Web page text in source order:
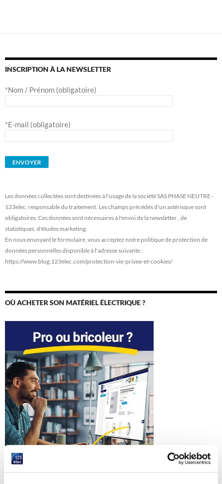
INSCRIPTION À LA NEWSLETTER
*Nom / Prénom (obligatoire)
*E-mail (obligatoire)
Les données collectées sont destinées à l'usage de la société SAS PHASE NEUTRE -
123elec, responsable du traitement. Les champs précédés d'un astérisque sont
obligatoires. Ces données sont nécessaires à l'envoi de la newsletter , de
statistiques, d'études marketing.
En nous envoyant le formulaire, vous acceptez notre politique de protection de
données personnelles disponible à l'adresse suivante :
https://www.blog.123elec.com/protection-vie-privee-et-cookies/
OÙ ACHETER SON MATÉRIEL ÉLECTRIQUE ?